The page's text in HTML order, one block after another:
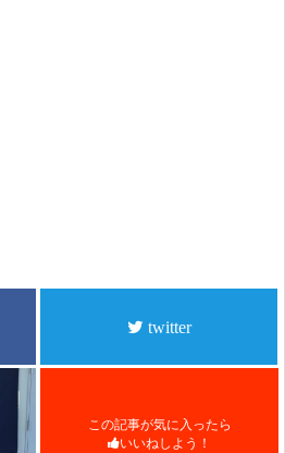
twitter
この記事が気に入ったら
いいねしよう！